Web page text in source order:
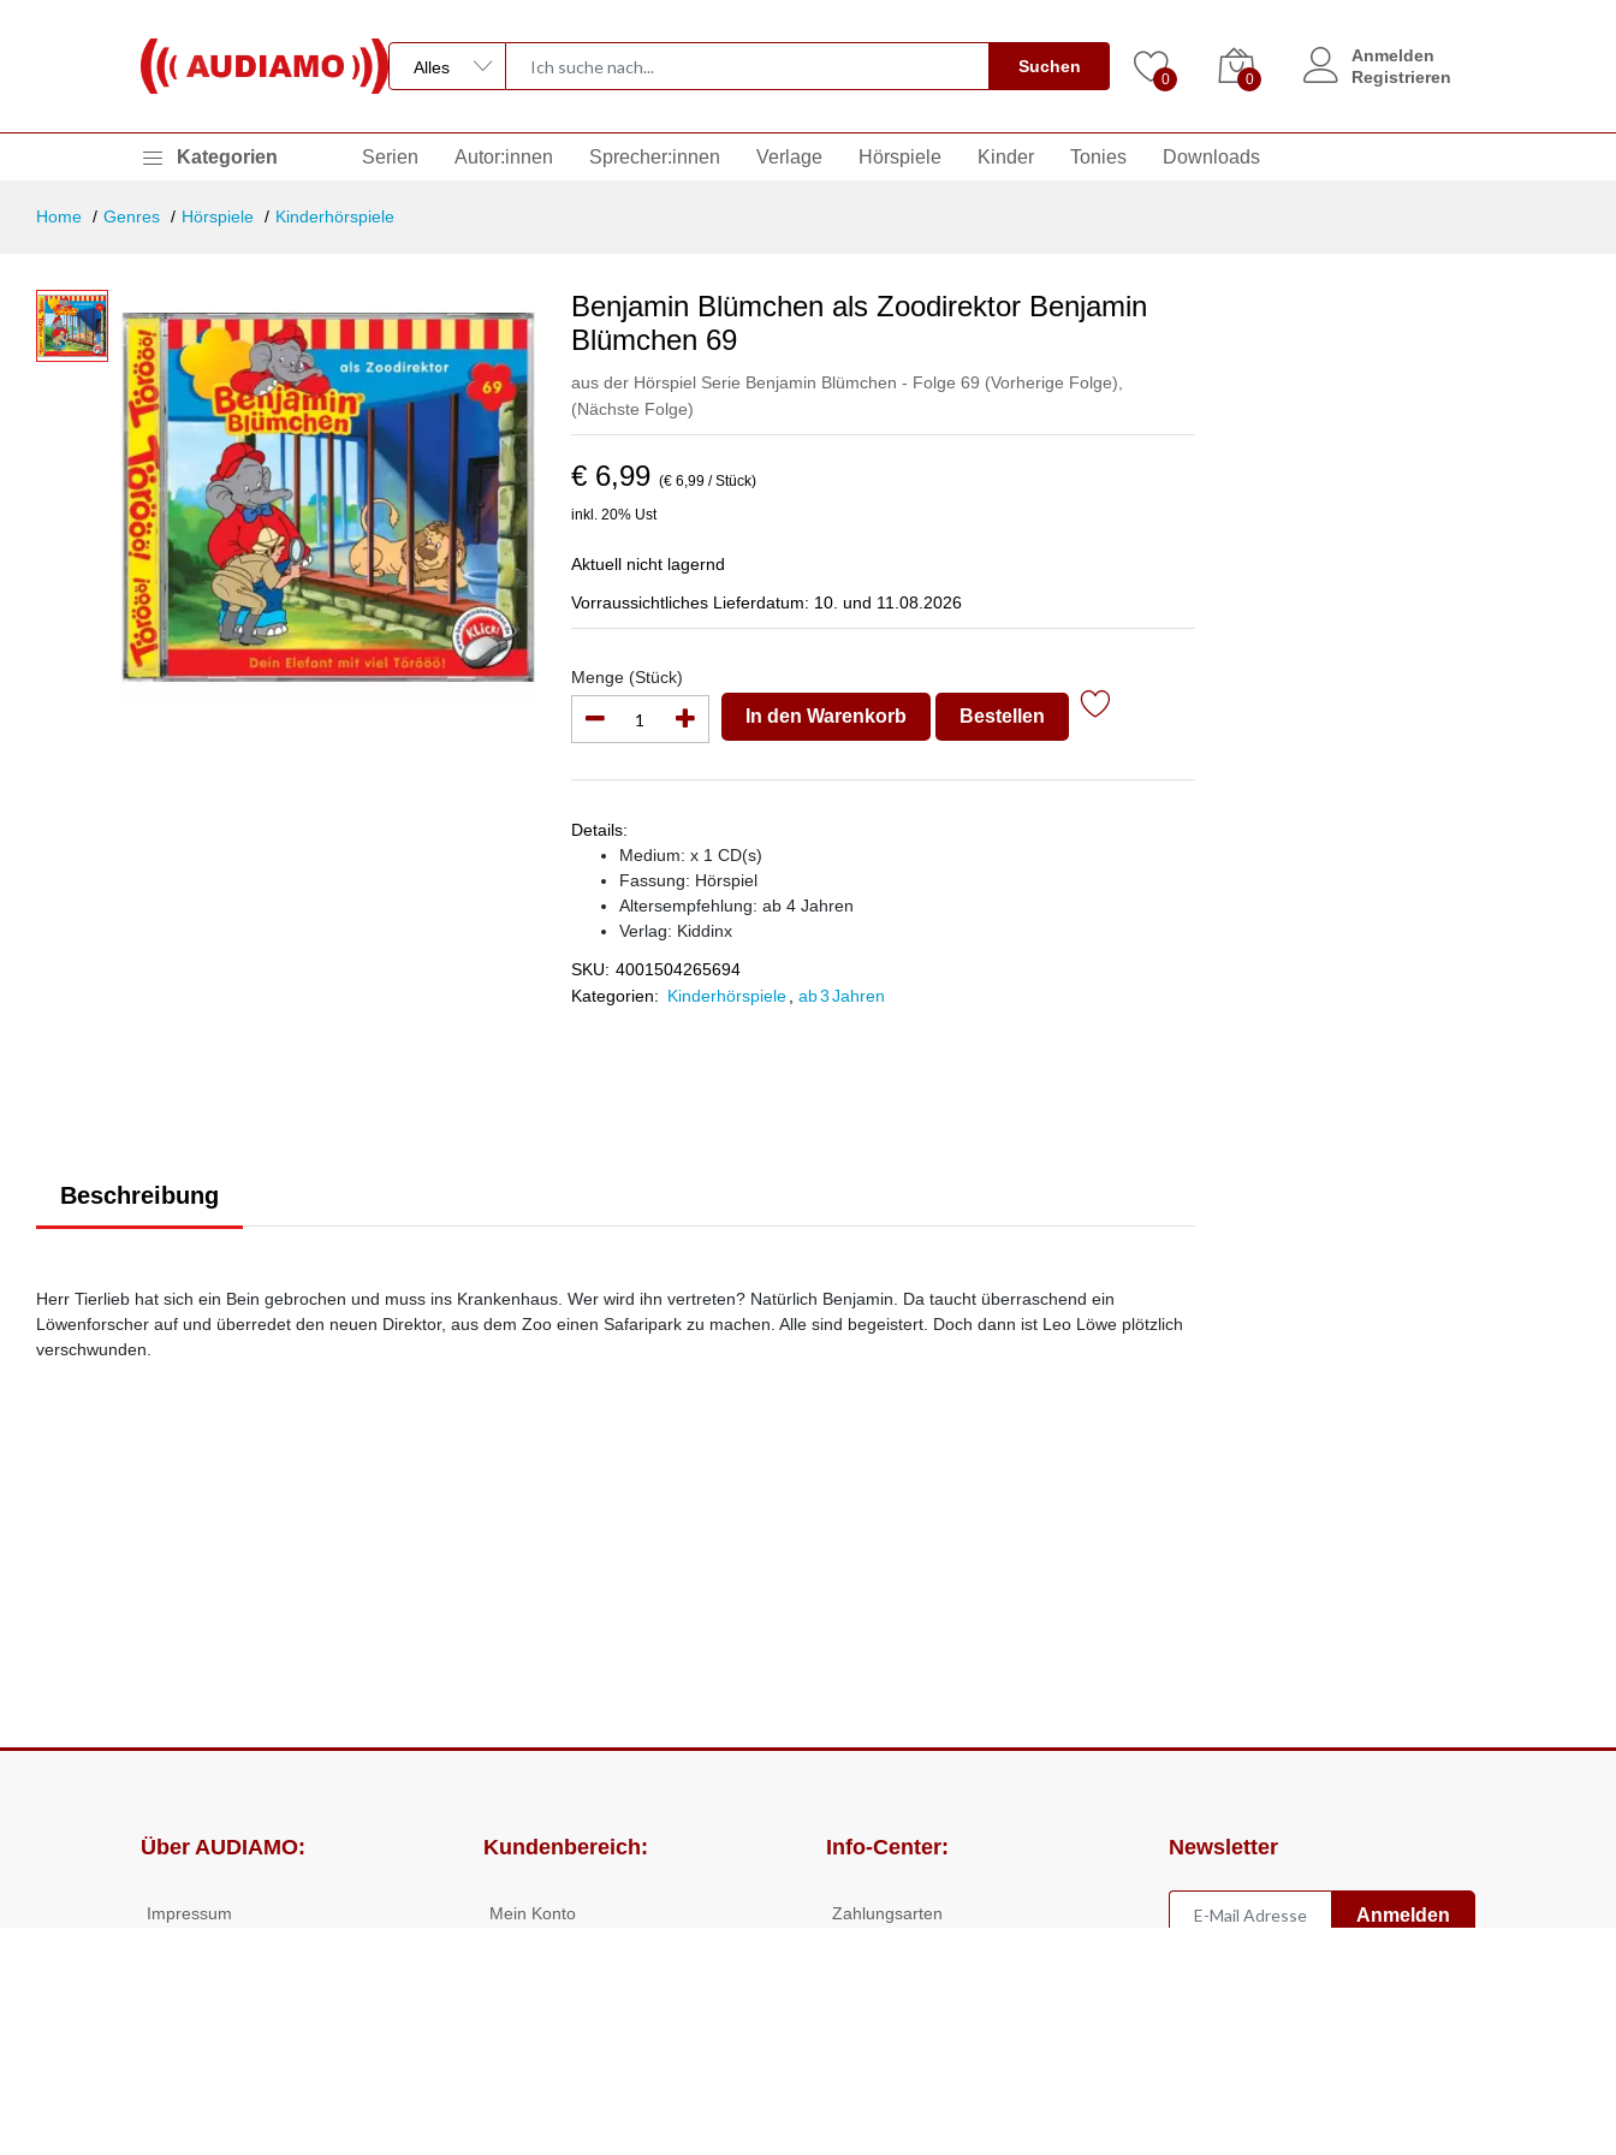
Suchen
0 0
Anmelden
Registrieren
Kategorien Serien Autor:innen Sprecher:innen Verlage Hörspiele Kinder Tonies Downloads
Home Genres Hörspiele Kinderhörspiele
Benjamin Blümchen als Zoodirektor Benjamin
Blümchen 69
aus der Hörspiel Serie Benjamin Blümchen - Folge 69 (Vorherige Folge)
(Nächste Folge)
€ 6,99 (€ 6,99 / Stück)
inkl. 20% Ust
Aktuell nicht lagernd
Vorraussichtliches Lieferdatum: 10. und 11.08.2026
Menge (Stück)
In den Warenkorb Bestellen
Details:
Medium: x 1 CD(s)
Fassung: Hörspiel
Altersempfehlung: ab 4 Jahren
Verlag: Kiddinx
SKU: 4001504265694
Kategorien: Kinderhörspiele ab 3 Jahren
Beschreibung
Herr Tierlieb hat sich ein Bein gebrochen und muss ins Krankenhaus. Wer wird ihn vertreten? Natürlich Benjamin. Da taucht überraschend ein
Löwenforscher auf und überredet den neuen Direktor, aus dem Zoo einen Safaripark zu machen. Alle sind begeistert. Doch dann ist Leo Löwe plötzlich
verschwunden.
Über AUDIAMO:
Impressum
Kundenbereich:
Mein Konto
Info-Center:
Zahlungsarten
Newsletter
Anmelden